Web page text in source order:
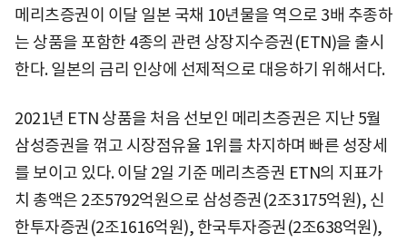
메리츠증권이 이달 일본 국채 10년물을 역으로 3배 추종하
는 상품을 포함한 4종의 관련 상장지수증권(ETN)을 출시
한다. 일본의 금리 인상에 선제적으로 대응하기 위해서다.
2021년 ETN 상품을 처음 선보인 메리츠증권은 지난 5월
삼성증권을 꺾고 시장점유율 1위를 차지하며 빠른 성장세
를 보이고 있다. 이달 2일 기준 메리츠증권 ETN의 지표가
치 총액은 2조5792억원으로 삼성증권(2조3175억원), 신
한투자증권(2조1616억원), 한국투자증권(2조638억원),